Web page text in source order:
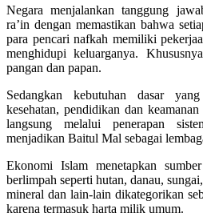
Negara menjalankan tanggung
ra’in dengan memastikan bahwa
para pencari nafkah memiliki
menghidupi keluarganya.
pangan dan papan.
Sedangkan kebutuhan dasar
kesehatan, pendidikan dan
langsung melalui penerapan
menjadikan Baitul Mal sebagai
Ekonomi Islam menetapkan
berlimpah seperti hutan, danau,
mineral dan lain-lain dikategorikan
karena termasuk harta milik umum.